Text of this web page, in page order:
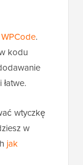
WPCode.
kodu
wtyczkę
w
jak